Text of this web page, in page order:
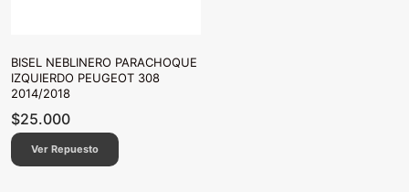
BISEL NEBLINERO PARACHOQUE
IZQUIERDO PEUGEOT 308
2014/2018
$25.000
Ver Repuesto